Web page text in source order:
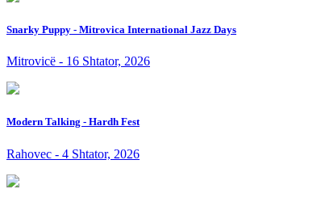
Snarky Puppy - Mitrovica International Jazz Days
Mitrovicë - 16 Shtator, 2026
Modern Talking - Hardh Fest
Rahovec - 4 Shtator, 2026